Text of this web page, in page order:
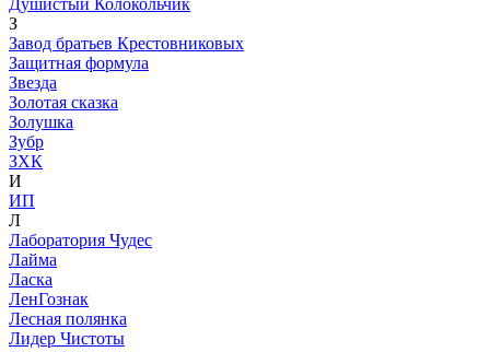
Душистый Колокольчик
З
Завод братьев Крестовниковых
Защитная формула
Звезда
Золотая сказка
Золушка
Зубр
ЗХК
И
ИП
Л
Лаборатория Чудес
Лайма
Ласка
ЛенГознак
Лесная полянка
Лидер Чистоты